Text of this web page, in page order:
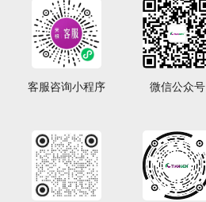
客服咨询小程序 微信公众号